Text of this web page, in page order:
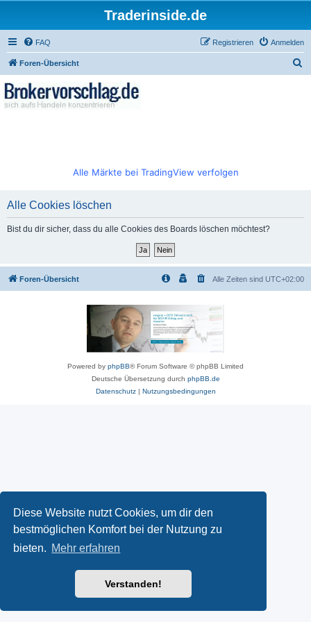
Diese Website nutzt Cookies, um dir den
bestmöglichen Komfort bei der Nutzung zu
bieten. Mehr erfahren
Verstanden!
Traderinside.de
FAQ Anmelden
Registrieren
Foren-Übersicht
Alle Märkte bei TradingView verfolgen
Alle Cookies löschen
Bist du dir sicher, dass du alle Cookies des Boards löschen möchtest?
Foren-Übersicht Alle Zeiten sind UTC+02:00
Powered by phpBB® Forum Software © phpBB Limited
Deutsche Übersetzung durch phpBB.de
Datenschutz| Nutzungsbedingungen